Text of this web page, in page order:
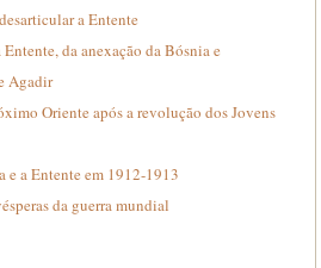
a Entente
da anexação da Bósnia e
Agadir
Oriente após a revolução dos Jovens
a Entente em 1912-1913
da guerra mundial